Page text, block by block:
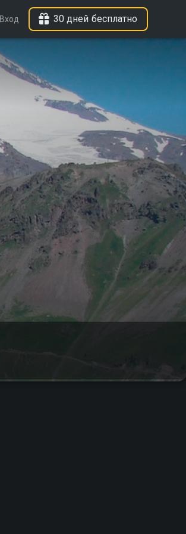
Вход 30 дней бесплатно